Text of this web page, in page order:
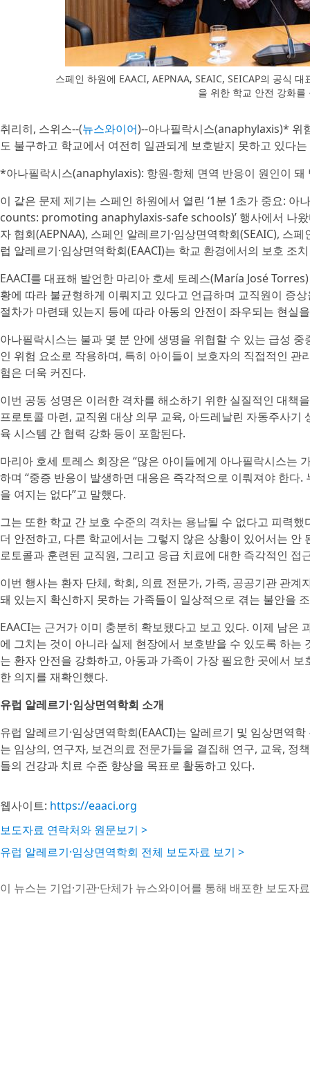
스페인 하원에 EAACI, AEPNAA, SEAIC, SEICAP의 공식
을 위한 학교 안전 강화를
취리히, 스위스--(뉴스와이어)--아나필락시스(anaphylaxis)* 위
도 불구하고 학교에서 여전히 일관되게 보호받지 못하고 있다
*아나필락시스(anaphylaxis): 항원-항체 면역 반응이 원인이 돼
이 같은 문제 제기는 스페인 하원에서 열린 ‘1분 1초가 중요:
counts: promoting anaphylaxis-safe schools)’ 행사에서 나왔
자 협회(AEPNAA), 스페인 알레르기·임상면역학회(SEAIC), 스
럽 알레르기·임상면역학회(EAACI)는 학교 환경에서의 보호 조
EAACI를 대표해 발언한 마리아 호세 토레스(María José
황에 따라 불균형하게 이뤄지고 있다고 언급하며 교직원이 증
절차가 마련돼 있는지 등에 따라 아동의 안전이 좌우되는 현실
아나필락시스는 불과 몇 분 안에 생명을 위협할 수 있는 급성
인 위험 요소로 작용하며, 특히 아이들이 보호자의 직접적인
험은 더욱 커진다.
이번 공동 성명은 이러한 격차를 해소하기 위한 실질적인 대책
프로토콜 마련, 교직원 대상 의무 교육, 아드레날린 자동주사기
육 시스템 간 협력 강화 등이 포함된다.
마리아 호세 토레스 회장은 “많은 아이들에게 아나필락시스는
하며 “중증 반응이 발생하면 대응은 즉각적으로 이뤄져야 한다
을 여지는 없다”고 말했다.
그는 또한 학교 간 보호 수준의 격차는 용납될 수 없다고 피력
더 안전하고, 다른 학교에서는 그렇지 않은 상황이 있어서는 안
로토콜과 훈련된 교직원, 그리고 응급 치료에 대한 즉각적인 접
이번 행사는 환자 단체, 학회, 의료 전문가, 가족, 공공기관 관
돼 있는지 확신하지 못하는 가족들이 일상적으로 겪는 불안을
EAACI는 근거가 이미 충분히 확보됐다고 보고 있다. 이제 남은
에 그치는 것이 아니라 실제 현장에서 보호받을 수 있도록 하는
는 환자 안전을 강화하고, 아동과 가족이 가장 필요한 곳에서
한 의지를 재확인했다.
유럽 알레르기·임상면역학회 소개
유럽 알레르기·임상면역학회(EAACI)는 알레르기 및 임상면역
는 임상의, 연구자, 보건의료 전문가들을 결집해 연구, 교육, 정
들의 건강과 치료 수준 향상을 목표로 활동하고 있다.
웹사이트: https://eaaci.org
보도자료 연락처와 원문보기 >
유럽 알레르기·임상면역학회 전체 보도자료 보기 >
이 뉴스는 기업·기관·단체가 뉴스와이어를 통해 배포한 보도자